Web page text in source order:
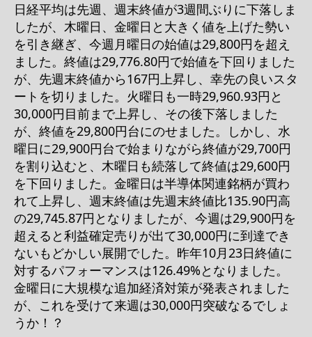
日経平均は先週、週末終値が3週間ぶりに下落しま
したが、木曜日、金曜日と大きく値を上げた勢い
を引き継ぎ、今週月曜日の始値は29,800円を超え
ました。終値は29,776.80円で始値を下回りました
が、先週末終値から167円上昇し、幸先の良いスタ
ートを切りました。火曜日も一時29,960.93円と
30,000円目前まで上昇し、その後下落しました
が、終値を29,800円台にのせました。しかし、水
曜日に29,900円台で始まりながら終値が29,700円
を割り込むと、木曜日も続落して終値は29,600円
を下回りました。金曜日は半導体関連銘柄が買わ
れて上昇し、週末終値は先週末終値比135.90円高
の29,745.87円となりましたが、今週は29,900円を
超えると利益確定売りが出て30,000円に到達でき
ないもどかしい展開でした。昨年10月23日終値に
対するパフォーマンスは126.49%となりました。
金曜日に大規模な追加経済対策が発表されました
が、これを受けて来週は30,000円突破なるでしょ
うか！？